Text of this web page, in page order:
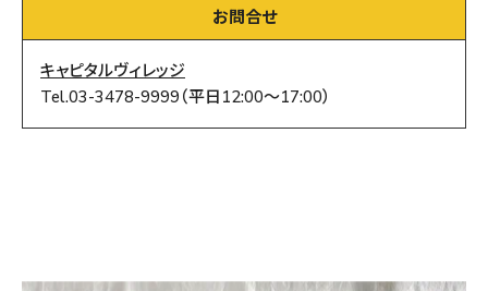
お問合せ
キャピタルヴィレッジ
Tel.03-3478-9999（平日12:00～17:00）